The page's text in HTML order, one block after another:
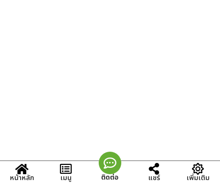
หน้าหลัก เมนู ติดต่อ แชร์ เพิ่มเติม